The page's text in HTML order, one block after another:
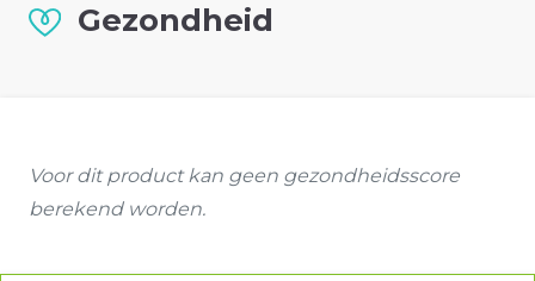
Gezondheid
Voor dit product kan geen gezondheidsscore
berekend worden.